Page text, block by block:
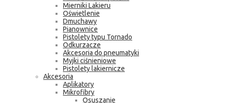
Mierniki Lakieru
Oświetlenie
Dmuchawy
Pianownice
Pistolety typu Tornado
Odkurzacze
Akcesoria do pneumatyki
Myjki ciśnieniowe
Pistolety lakiernicze
Akcesoria
Aplikatory
Mikrofibry
Osuszanie